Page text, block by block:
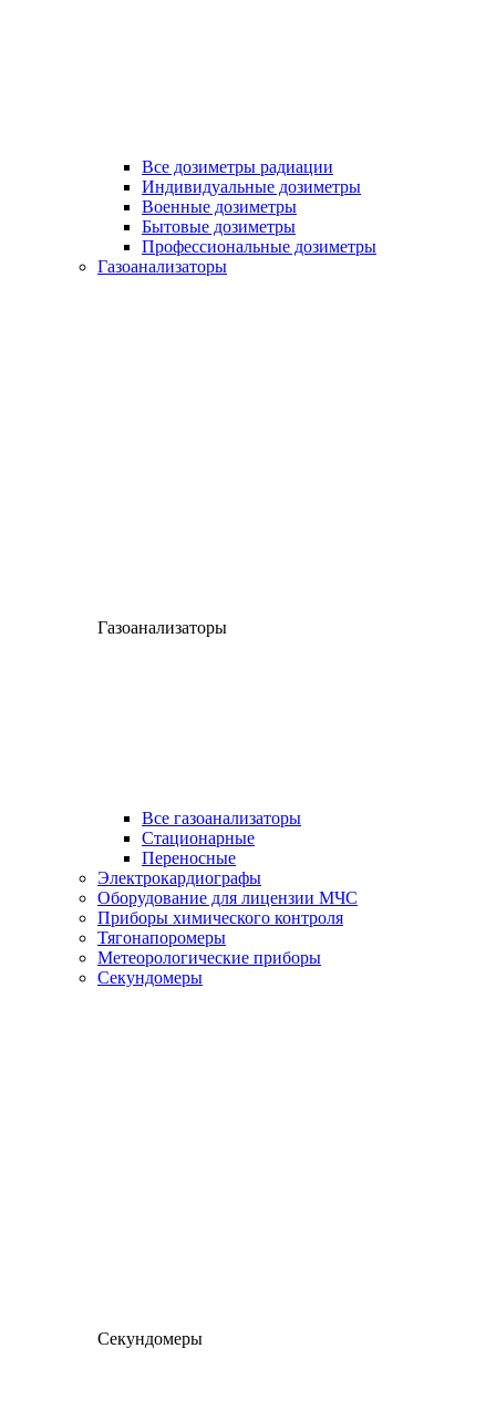
Все дозиметры радиации
Индивидуальные дозиметры
Военные дозиметры
Бытовые дозиметры
Профессиональные дозиметры
Газоанализаторы
Газоанализаторы
Все газоанализаторы
Cтационарные
Переносные
Электрокардиографы
Оборудование для лицензии МЧС
Приборы химического контроля
Тягонапоромеры
Метеорологические приборы
Секундомеры
Секундомеры